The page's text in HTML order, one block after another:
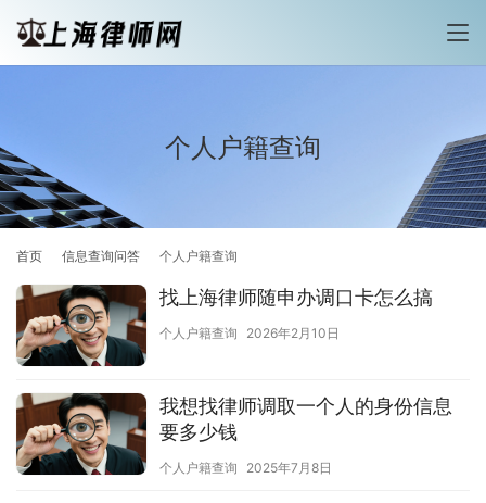
个人户籍查询
首页 信息查询问答 个人户籍查询
找上海律师随申办调口卡怎么搞
个人户籍查询 2026年2月10日
我想找律师调取一个人的身份信息
要多少钱
个人户籍查询 2025年7月8日